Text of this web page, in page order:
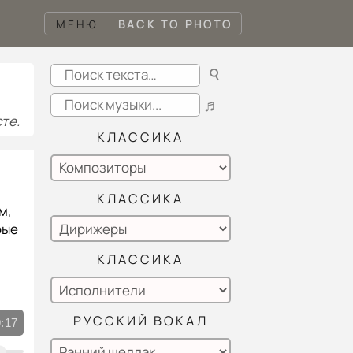
МЕНЮ BACK TO PHOTO
☌
♬
КЛАССИКА
КЛАССИКА
КЛАССИКА
РУССКИЙ ВОКАЛ